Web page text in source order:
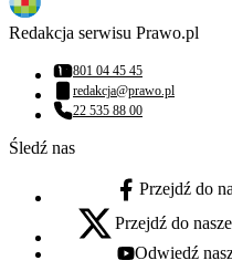
Redakcja serwisu Prawo.pl
Numer telefonu:
801 04 45 45
Adres email:
redakcja@prawo.pl
Numer telefonu:
22 535 88 00
Śledź nas
facebook - otwiera
Przejdź do
x - otwiera się w nowej karcie
Przejdź do
youtube - otwiera się
Odwiedź